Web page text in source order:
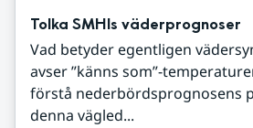
Tolka SMHIs väderprognoser
Vad betyder egentligen
avser ”känns som”-
förstå nederbördsprognosens
denna vägled...